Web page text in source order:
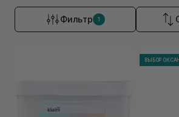
Фильтр 1
ВЫБОР